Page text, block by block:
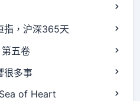
指，沪深365天
五卷
很多事
of Heart